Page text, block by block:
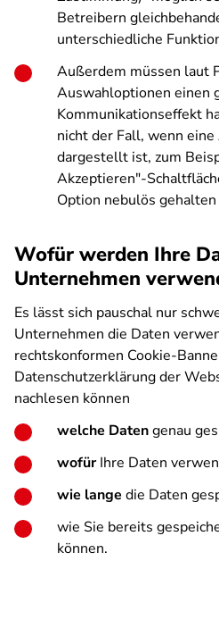
Betreibern
unterschiedliche
Außerdem müssen laut
Auswahloptionen einen
Kommunikationseffekt
nicht der Fall, wenn
dargestellt ist, zum
Akzeptieren"-
Option nebulös
Wofür werden Ihre
Unternehmen
Es lässt sich pauschal nur
Unternehmen die Daten
rechtskonformen Cookie-
Datenschutzerklärung der
nachlesen können
welche Datengenau
wofürIhre Daten
wie lange die Daten
wie Sie bereits
können.